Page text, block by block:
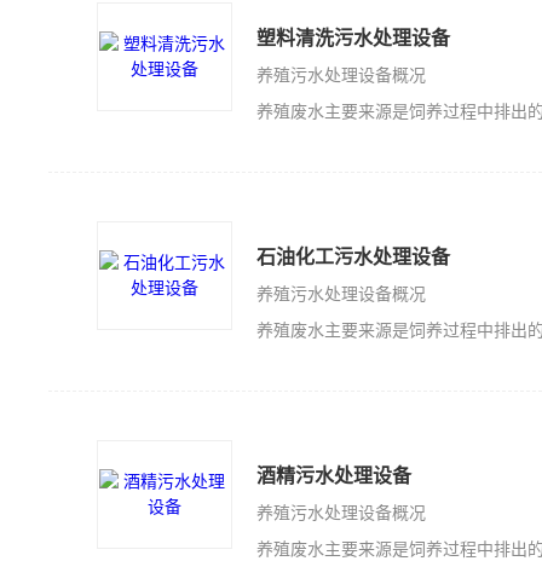
塑料清洗污水处理设备
养殖污水处理设备概况
养殖废水主要来源是饲养过程中排出的一系列废水，废水的主要特点是：悬
石油化工污水处理设备
养殖污水处理设备概况
养殖废水主要来源是饲养过程中排出的一系列废水，废水的主要特点是：悬
酒精污水处理设备
养殖污水处理设备概况
养殖废水主要来源是饲养过程中排出的一系列废水，废水的主要特点是：悬